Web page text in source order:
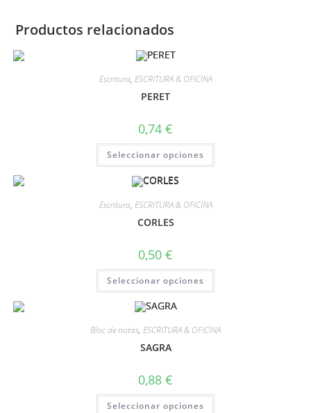
Productos relacionados
Escritura, ESCRITURA & OFICINA
PERET
0,74 €
Seleccionar opciones
Escritura, ESCRITURA & OFICINA
CORLES
0,50 €
Seleccionar opciones
Bloc de notas, ESCRITURA & OFICINA
SAGRA
0,88 €
Seleccionar opciones